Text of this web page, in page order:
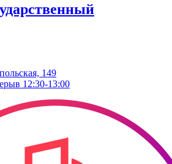
149
12:30-13:00